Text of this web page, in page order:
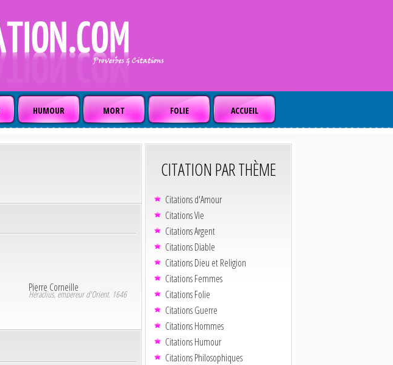
HUMOUR MORT FOLIE ACCUEIL
Pierre Corneille
Héraclius, empereur d'Orient. 1646
CITATION PAR THÈME
Citations d'Amour
Citations Vie
Citations Argent
Citations Diable
Citations Dieu et Religion
Citations Femmes
Citations Folie
Citations Guerre
Citations Hommes
Citations Humour
Citations Philosophiques